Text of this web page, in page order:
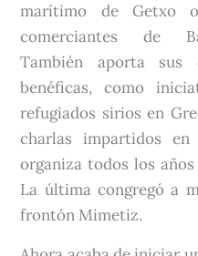
marítimo de Getxo
comerciantes de
También aporta sus
benéficas, como
refugiados sirios en
charlas impartidos
organiza todos los
La última congregó a
frontón Mimetiz.